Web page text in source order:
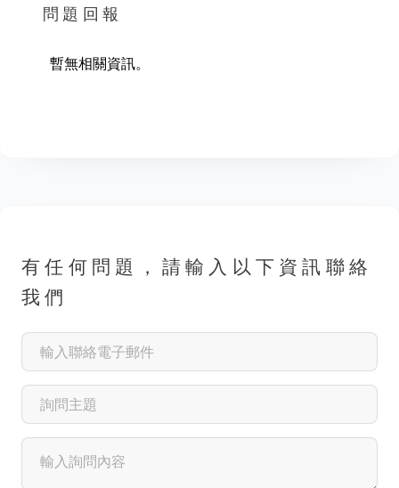
問題回報
暫無相關資訊。
有任何問題，請輸入以下資訊聯絡
我們